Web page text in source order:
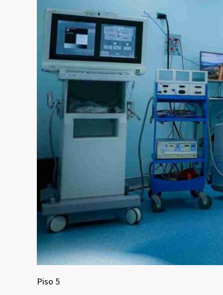
Piso 5